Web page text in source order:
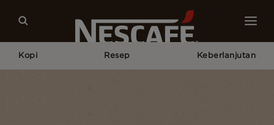
Kopi Resep Keberlanjutan